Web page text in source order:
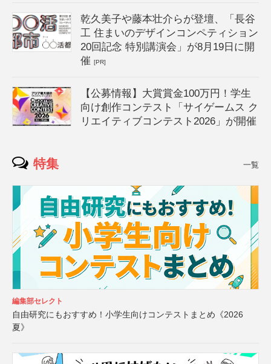
乾久美子や藤本壮介らが登壇、「長谷
工 住まいのデザインコンペティション
20回記念 特別講演会」が8月19日に開
催[PR]
【公募情報】大賞賞金100万円！学生
向け創作コンテスト「サイゲームス ク
リエイティブコンテスト2026」が開催
特集 一覧
編集部セレクト
自由研究にもおすすめ！小学生向けコンテストまとめ《2026
夏》